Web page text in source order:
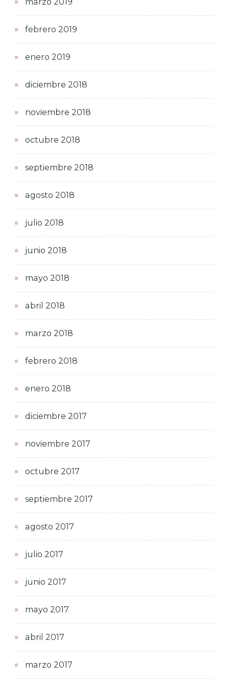
febrero 2019
enero 2019
diciembre 2018
noviembre 2018
octubre 2018
septiembre 2018
agosto 2018
julio 2018
junio 2018
mayo 2018
abril 2018
marzo 2018
febrero 2018
enero 2018
diciembre 2017
noviembre 2017
octubre 2017
septiembre 2017
agosto 2017
julio 2017
junio 2017
mayo 2017
abril 2017
marzo 2017